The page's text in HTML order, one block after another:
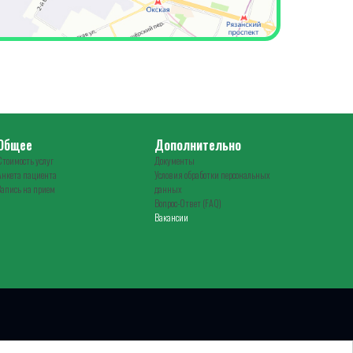
услуг
пациента
на прием
Дополнительно
Документы
Условия обработки персональных
данных
Вопрос-Ответ (FAQ)
Вакансии